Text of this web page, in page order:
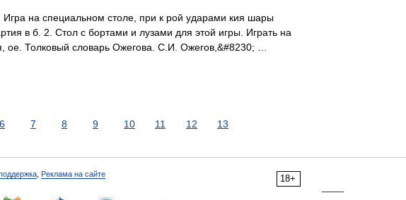
на специальном столе, при к рой ударами кия шары
в б. 2. Стол с бортами и лузами для этой игры. Играть на
ое. Толковый словарь Ожегова. С.И. Ожегов,&#8230; …
6 7 8 9 10 11 12 13
18+
Реклама на сайте